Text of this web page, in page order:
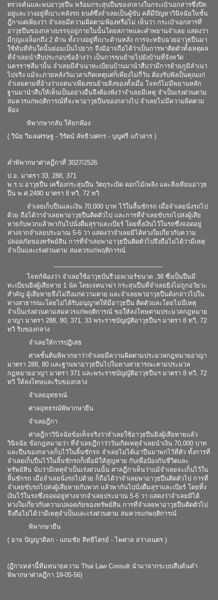
ตรวจค้นและพบอาวุธปืน พร้อมกระสุนปืนของกลางในกระเป๋าเอกสารซึ่งปิด
อยู่และวางอยู่ที่เบาะหลังรถ ยนต์ซึ่งจำเลยเป็นผู้ขับ คดีมีปัญหาวินิจฉัยในชั้น
ฎีกาแต่เพียงว่า จำเลยมีความผิดตามฟ้องหรือไม่ เห็นว่า กระเป๋าเอกสารที่
อาวุธปืนของกลางบรรจุอยู่ภายในนั้นโดยสภาพและคำพยานจำเลย แสดงว่า
มีกุญแจล็อกถึง 2 ด้าน ทั้งวางอยู่ที่เบาะด้านหลัง การจะหยิบฉวยอาวุธปืนมา
ใช้ทันทีทันใดนั้นย่อมเป็นไปยาก จึงมิอาจถือได้ว่าเป็นการพาติดตัวทั้งเหตุผล
ที่จำเลยนำสืบประกอบข้ออ้างว่า เป็นการขนย้ายไปยังบ้านที่จังหวัด
นครราชสีมานั้น จำเลยมีสำเนาทะเบียนบ้านมานำสืบว่ามีการย้ายภูมิลำเนา
ไปจริง แม้จะภายหลังวันเวลาเกิดเหตุแต่ก็เพียงไม่กี่วัน ต้องรับฟังเป็นคุณแก่
จำเลยตามที่อ้างว่าเจตนาเพียงขนย้ายสิ่งของทั้งเมื่อ โจทก์ไม่มีพยานหลัก
ฐานมานำสืบให้เห็นเป็นอย่างอื่นจึงต้องฟังว่าจำเลยมีเหตุ จำเป็นเร่งด่วนตาม
สมควรแก่พฤติการณ์ที่จะพาอาวุธปืนของกลางไป จำเลยไม่มีความผิดตาม
ฟ้อง
พิพากษากลับ ให้ยกฟ้อง
( วินัย วิมลเศรษฐ - วิรัตน์ ลัทธิวงศกร - บุญศรี แก้วสาร )
คำพิพากษาศาลฎีกาที่ 3027/2526
ป.อ. มาตรา 33, 288, 371
พ.ร.บ.อาวุธปืน เครื่องกระสุนปืน วัตถุระเบิด ดอกไม้เพลิง และสิ่งเทียมอาวุธ
ปืน พ.ศ.2490 มาตรา 8 ทวิ, 72 ทวิ
จำเลยเก็บปืนและเงิน 70,000 บาท ไว้ในลิ้นชักรถ เมื่อจำเลยนั่งรถไป
ด้วย ถือได้ว่าจำเลยพาอาวุธปืนติดตัวไป และการที่จำเลยขับรถไปส่งผู้เสีย
หายกับพวกแล้วพากันไปนั่งดื่มสุราและเบียร์ โดยทิ้งเงินไว้ในรถซึ่งจอดอยู่
ห่างจากจำเลยประมาณ 5-6 วา แสดงว่าจำเลยมิได้ห่วงใยเกี่ยวกับความ
ปลอดภัยของทรัพย์สิน การที่จำเลยพาอาวุธปืนติดตัวไปจึงถือไม่ได้ว่ามีเหตุ
จำเป็นและเร่งด่วนตาม สมควรแก่พฤติการณ์
โจทก์ฟ้องว่า จำเลยใช้อาวุธป์นรีวอลเวอร์ขนาด .38 ซึ่งเป็นปืนมี
ทะเบียนยิงผู้เสียหาย 1 นัด โดยเจตนาฆ่า กระสุนปืนที่จำเลยยิงไม่ถูกอวัยวะ
สำคัญ ผู้เสียหายจึงไม่ถึงแก่ความตาย และจำเลยพาอาวุธปืนดังกล่าวไปใน
ทางสาธารณะโดยไม่ได้รับอนุญาตให้มีอาวุธปืน ติดตัวและโดยไม่มีเหตุ
จำเป็นเร่งด่วนตามสมควรแก่พฤติการณ์ ขอให้ลงโทษตามประมวลกฎหมาย
อาญา มาตรา 288, 80, 371, 33 พระราชบัญญัติอาวุธปืนฯ มาตรา 8 ทวิ, 72
ทวิ ริบของกลาง
จำเลยให้การปฏิเสธ
ศาลชั้นต้นพิพากษาว่าจำเลยมีความผิดตามประมวลกฎหมายอาญา
มาตรา 288, 80 และฐานพาอาวุธปืนไปในทางสาธารณะตามประมวล
กฎหมายอาญา มาตรา 371 และพระราชบัญญัติอาวุธปืนฯ มาตรา 8 ทวิ, 72
ทวิ ให้ลงโทษและริบของกลาง
จำเลยอุทธรณ์
ศาลอุทธรณ์พิพากษายืน
จำเลยฎีกา
ศาลฎีกาวินิจฉัยข้อเท็จจริงว่าจำเลยใช้อาวุธปืนยิงผู้เสียหายแล้ว
วินิจฉัย ข้อกฎหมายว่า ที่จำเลยฎีกาว่าวันเกิดเหตุจำเลยนำเงิน 70,000 บาท
และปืนของกลางเก็บไว้ในลิ้นชักรถ จำเลยไม่ได้เอาปืนมาพกไว้ที่ตัว ทั้งการที่
จำเลยเก็บปืนไว้ในลิ้นชักรถก็เพื่อมิให้สูญหาย กับเพื่อป้องกันชีวิตและ
ทรัพย์สิน นับว่ามีเหตุจำเป็นเร่งด่วนนั้น ศาลฎีกาเห็นว่าแม้จำเลยจะเก็บไว้ใน
ลิ้นชักรถ เมื่อจำเลยนั่งรถไปด้วย ก็ถือได้ว่าจำเลยพาอาวุธปืนติดตัวไป การที่
จำเลยขับรถไปส่งผู้เสียหายกับพวก แล้วพากันไปนั่งดื่มสุราและเบียร์ โดยทิ้ง
เงินไว้ในรถซึ่งจอดอยู่ห่างจากจำเลยประมาณ 5-6 วา แสดงว่าจำเลยมิได้
ห่วงใยเกี่ยวกับความปลอดภัยของทรัพย์สิน การที่จำเลยพาอาวุธปืนติดตัวไป
จึงถือไม่ได้ว่ามีเหตุจำเป็นและเร่งด่วนตาม สมควรแก่พฤติการณ์
พิพากษายืน
( อาจ ปัญญาดิลก - แถมชัย สิทธิไตรย์ - ไพศาล สว่างเนตร )
(ฎีกาเหล่านี้ทีมทนายความ Thai Law Consult นำมาจากระบบสืบค้นคำ
พิพากษาศาลฎีกา 19-05-56)